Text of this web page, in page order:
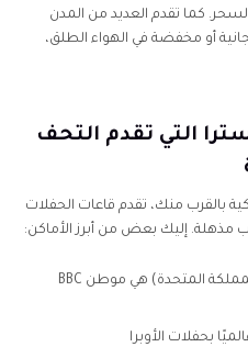
كما تقدم العديد من المدن
أو مخفضة في الهواء الطلق،
التي تقدم التحف
بالقرب منك، تقدم قاعات الحفلات
مذهلة. إليك بعض من أبرز الأماكن:
قاعة رويال ألبرت هول (لندن، المملكة المتحدة) هي موطن BBC
بحفلات الأوبرا